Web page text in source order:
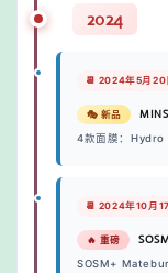
2024
📆 2024年5月20
🎭 新品
4款面膜：
📆 2024年10月
🔥 重磅
SOSM+